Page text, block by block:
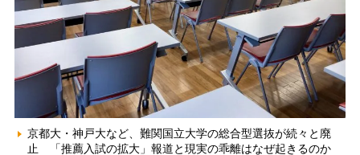
京都大・神戸大など、難関国立大学の総合型選抜が続々と廃
止 「推薦入試の拡大」報道と現実の乖離はなぜ起きるのか